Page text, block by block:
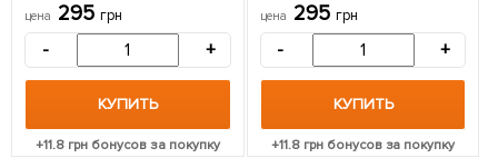
цена 295 грн
- +
КУПИТЬ
+11.8 грн бонусов за покупку
цена 295 грн
- +
КУПИТЬ
+11.8грн бонусов за покупку